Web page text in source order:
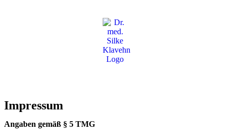
Impressum
Anga­ben gemäß § 5 TMG